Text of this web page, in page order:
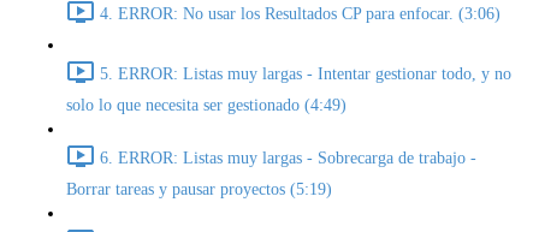
4. ERROR: No usar los Resultados CP para enfocar. (3:06)
5. ERROR: Listas muy largas - Intentar gestionar todo, y no
solo lo que necesita ser gestionado (4:49)
6. ERROR: Listas muy largas - Sobrecarga de trabajo -
Borrar tareas y pausar proyectos (5:19)